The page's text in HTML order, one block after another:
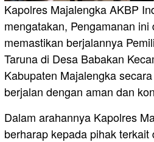
Kapolres Majalengka AKBP
mengatakan, Pengamanan
memastikan berjalannya
Taruna di Desa Babakan
Kabupaten Majalengka
berjalan dengan aman dan
Dalam arahannya Kapolres
berharap kepada pihak